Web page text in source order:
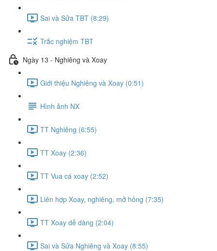
Sai và Sửa TBT (8:29)
Trắc nghiệm TBT
Ngày 13 - Nghiêng và Xoay
Giới thiệu Nghiêng và Xoay (0:51)
Hình ảnh NX
TT Nghiêng (6:55)
TT Xoay (2:36)
TT Vua cá xoay (2:52)
Liên hợp Xoay, nghiêng, mở hông (7:35)
TT Xoay dễ dàng (2:04)
Sai và Sửa Nghiêng và Xoay (8:55)